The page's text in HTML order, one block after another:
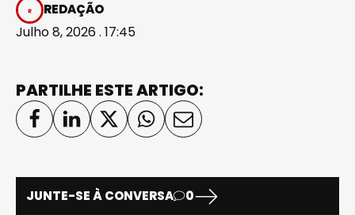
REDAÇÃO
Julho 8, 2026 . 17:45
PARTILHE ESTE ARTIGO:
JUNTE-SE À CONVERSA 0